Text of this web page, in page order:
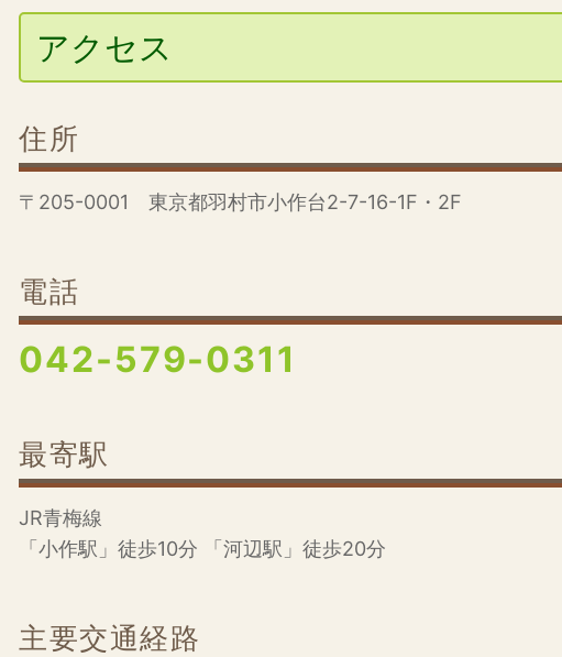
アクセス
住所
〒205-0001 東京都羽村市小作台2-7-16-1F・2F
電話
042-579-0311
最寄駅
JR青梅線
「小作駅」徒歩10分
「河辺駅」徒歩20分
主要交通経路